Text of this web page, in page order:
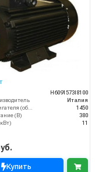
H6091573I8100
Италия
1450
(В)
380
11
Купить